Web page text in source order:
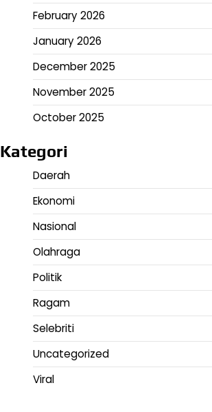
February 2026
January 2026
December 2025
November 2025
October 2025
Kategori
Daerah
Ekonomi
Nasional
Olahraga
Politik
Ragam
Selebriti
Uncategorized
Viral